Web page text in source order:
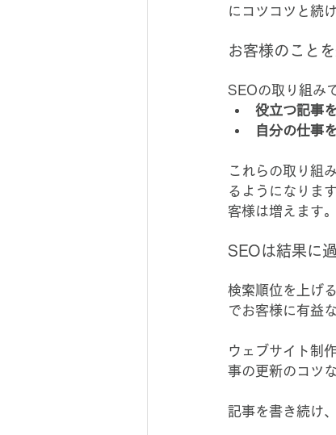
にコツコツと続
お客様のこと
SEOの取り組み
役立つ記事
自分の仕事
これらの取り組
るようになりま
客様は増えます。
SEOは結果に
検索順位を上げ
でお客様に有益
ウェブサイト制
事の更新のコツ
記事を書き続け